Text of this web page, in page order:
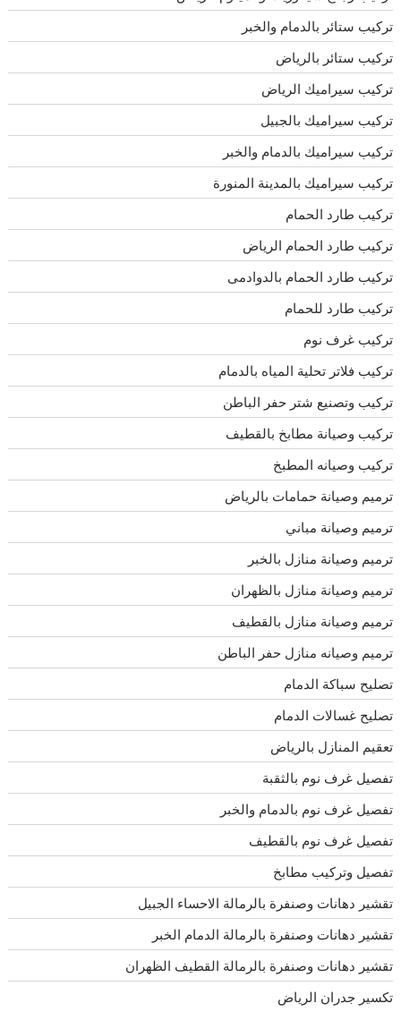
تركيب ستائر بالدمام والخبر
تركيب ستائر بالرياض
تركيب سيراميك الرياض
تركيب سيراميك بالجبيل
تركيب سيراميك بالدمام والخبر
تركيب سيراميك بالمدينة المنورة
تركيب طارد الحمام
تركيب طارد الحمام الرياض
تركيب طارد الحمام بالدوادمى
تركيب طارد للحمام
تركيب غرف نوم
تركيب فلاتر تحلية المياه بالدمام
تركيب وتصنيع شتر حفر الباطن
تركيب وصيانة مطابخ بالقطيف
تركيب وصيانه المطبخ
ترميم وصيانة حمامات بالرياض
ترميم وصيانة مباني
ترميم وصيانة منازل بالخبر
ترميم وصيانة منازل بالظهران
ترميم وصيانة منازل بالقطيف
ترميم وصيانه منازل حفر الباطن
تصليح سباكة الدمام
تصليح غسالات الدمام
تعقيم المنازل بالرياض
تفصيل غرف نوم بالثقبة
تفصيل غرف نوم بالدمام والخبر
تفصيل غرف نوم بالقطيف
تفصيل وتركيب مطابخ
تقشير دهانات وصنفرة بالرمالة الاحساء الجبيل
تقشير دهانات وصنفرة بالرمالة الدمام الخبر
تقشير دهانات وصنفرة بالرمالة القطيف الظهران
تكسير جدران الرياض